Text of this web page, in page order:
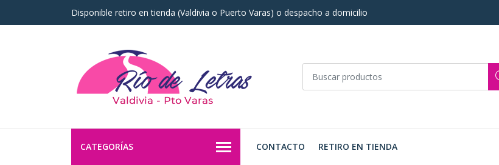
Disponible retiro en tienda (Valdivia o Puerto Varas) o despacho a domicilio
CATEGORÍAS CONTACTO RETIRO EN TIENDA